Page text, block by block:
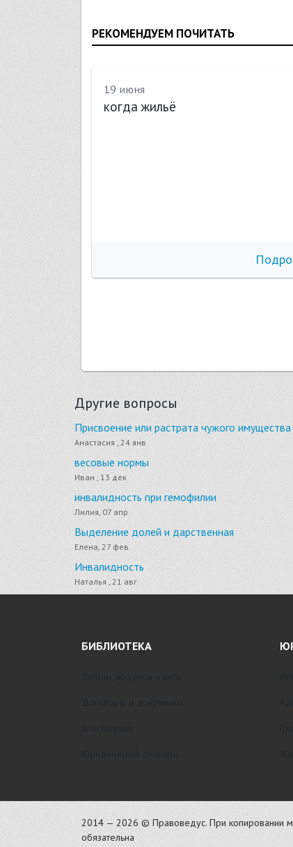
РЕКОМЕНДУЕМ ПОЧИТАТЬ
19 июня
когда жильё
Другие вопросы
Присвоение или растрата чужого имущества
Анастасия , 24 янв
весовые нормы
Иван , 13 дек
инвалидность при гемофилии
Лилия, 07 апр
Выделение долей и дарственная
Елена, 27 фев
Инвалидность
Наталья , 21 авг
БИБЛИОТЕКА
2014 — 2026 © Правоведус. При копировании
обязательна